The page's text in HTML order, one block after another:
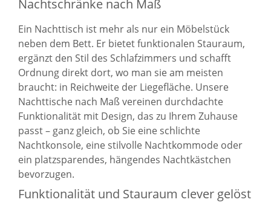
Nachtschränke nach Maß
Ein Nachttisch ist mehr als nur ein Möbelstück
neben dem Bett. Er bietet funktionalen Stauraum,
ergänzt den Stil des Schlafzimmers und schafft
Ordnung direkt dort, wo man sie am meisten
braucht: in Reichweite der Liegefläche. Unsere
Nachttische nach Maß vereinen durchdachte
Funktionalität mit Design, das zu Ihrem Zuhause
passt – ganz gleich, ob Sie eine schlichte
Nachtkonsole, eine stilvolle Nachtkommode oder
ein platzsparendes, hängendes Nachtkästchen
bevorzugen.
Funktionalität und Stauraum clever gelöst